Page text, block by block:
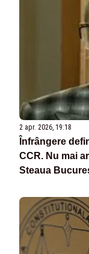
2 apr. 2026, 19:18
Înfrângere
CCR. Nu mai
Steaua